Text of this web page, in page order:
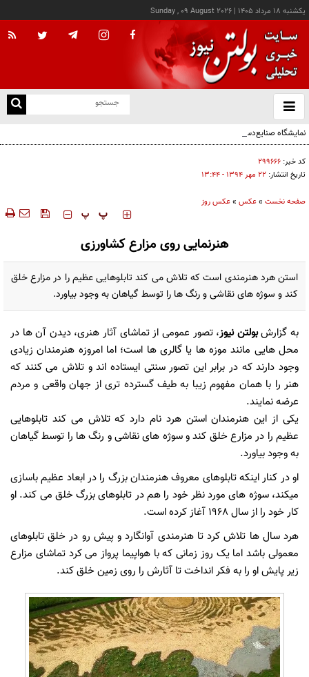
يکشنبه ۱۸ مرداد ۱۴۰۵ |
Sunday , 09 August 2026
باز
و
نمایشگاه صنایع‌دستی «از ریشه تا امروز» - کرج
کد خبر: ۲۹۹۶۶۶
تاریخ انتشار: ۲۲ مهر ۱۳۹۴ - ۱۳:۴۴
صفحه نخست »عکس »عکس روز
‍‍‍ پ پ
هنرنمایی روی مزارع کشاورزی
استن هرد هنرمندی است که تلاش می کند تابلوهایی عظیم را در مزارع خلق
کند و سوژه های نقاشی و رنگ ها را توسط گیاهان به وجود بیاورد.
به گزارشبولتن نیوز، تصور عمومی از تماشای آثار هنری، دیدن آن ها در
محل هایی مانند موزه ها یا گالری ها است؛ اما امروزه هنرمندان زیادی
وجود دارند که در برابر این تصور سنتی ایستاده اند و تلاش می کنند که
هنر را با همان مفهوم زیبا به طیف گسترده تری از جهان واقعی و مردم
عرضه نمایند.
یکی از این هنرمندان استن هرد نام دارد که تلاش می کند تابلوهایی
عظیم را در مزارع خلق کند و سوژه های نقاشی و رنگ ها را توسط گیاهان
به وجود بیاورد.
او در کنار اینکه تابلوهای معروف هنرمندان بزرگ را در ابعاد عظیم باسازی
میکند، سوژه های مورد نظر خود را هم در تابلوهای بزرگ خلق می کند. او
کار خود را از سال 1968 آغاز کرده است.
هرد سال ها تلاش کرد تا هنرمندی آوانگارد و پیش رو در خلق تابلوهای
معمولی باشد اما یک روز زمانی که با هواپیما پرواز می کرد تماشای مزارع
زیر پایش او را به فکر انداخت تا آثارش را روی زمین خلق کند.